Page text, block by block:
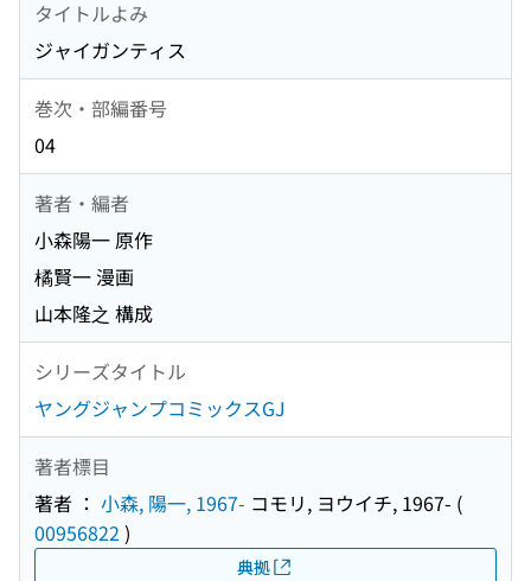
タイトルよみ
ジャイガンティス
巻次・部編番号
04
著者・編者
小森陽一 原作
橘賢一 漫画
山本隆之 構成
シリーズタイトル
ヤングジャンプコミックスGJ
著者標目
著者 ： 小森, 陽一, 1967- コモリ, ヨウイチ, 1967- (
00956822 )
典拠